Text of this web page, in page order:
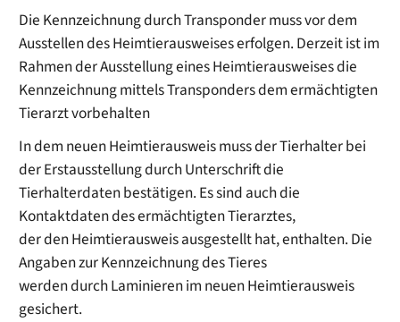
Die Kennzeichnung durch Transponder muss vor dem
Ausstellen des Heimtierausweises erfolgen. Derzeit ist im
Rahmen der Ausstellung eines Heimtierausweises die
Kennzeichnung mittels Transponders dem ermächtigten
Tierarzt vorbehalten
In dem neuen Heimtierausweis muss der Tierhalter bei
der Erstausstellung durch Unterschrift die
Tierhalterdaten bestätigen. Es sind auch die
Kontaktdaten des ermächtigten Tierarztes,
der den Heimtierausweis ausgestellt hat, enthalten. Die
Angaben zur Kennzeichnung des Tieres
werden durch Laminieren im neuen Heimtierausweis
gesichert.